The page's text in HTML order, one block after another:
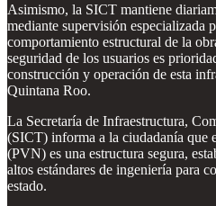
Asimismo, la SICT mantiene
mediante supervisión especializada
comportamiento estructural de la
seguridad de los usuarios es
construcción y operación de esta
Quintana Roo.
La Secretaría de Infraestructura,
(SICT) informa a la ciudadanía que
(PVN) es una estructura segura,
altos estándares de ingeniería para
estado.